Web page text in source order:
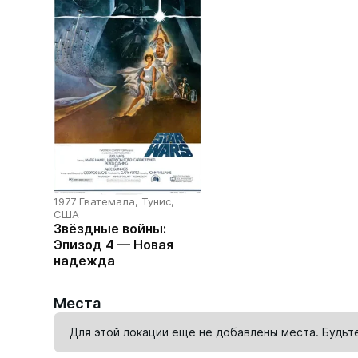
1977 Гватемала, Тунис,
США
Звёздные войны:
Эпизод 4 — Новая
надежда
Места
Для этой локации еще не добавлены места.